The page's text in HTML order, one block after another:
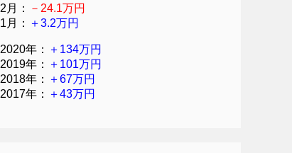
2月：
－24.1万円
1月： ＋3.2万円
2020年： ＋134万円
2019年： ＋101万円
2018年： ＋67万円
2017年： ＋43万円